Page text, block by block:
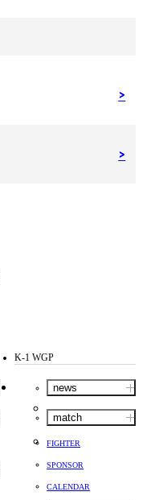
K-1 WGP
news
match
FIGHTER
SPONSOR
CALENDAR